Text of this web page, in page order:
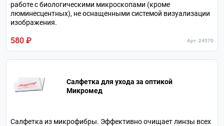
работе с биологическими микроскопами (кроме
люминесцентных), не оснащенными системой визуализации
изображения.
580 ₽ Арт. 24570
Салфетка для ухода за оптикой
Микромед
Салфетка из микрофибры. Эффективно очищает линзы всех